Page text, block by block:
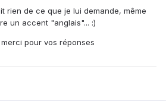
rien de ce que je lui demande, même
un accent "anglais"... :)
pour vos réponses